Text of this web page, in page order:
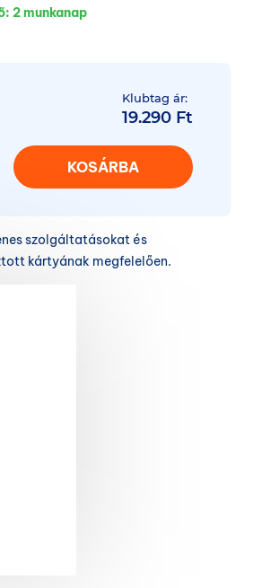
2 munkanap
Klubtag ár:
19.290 Ft
KOSÁRBA
szolgáltatásokat és
kártyának megfelelően.